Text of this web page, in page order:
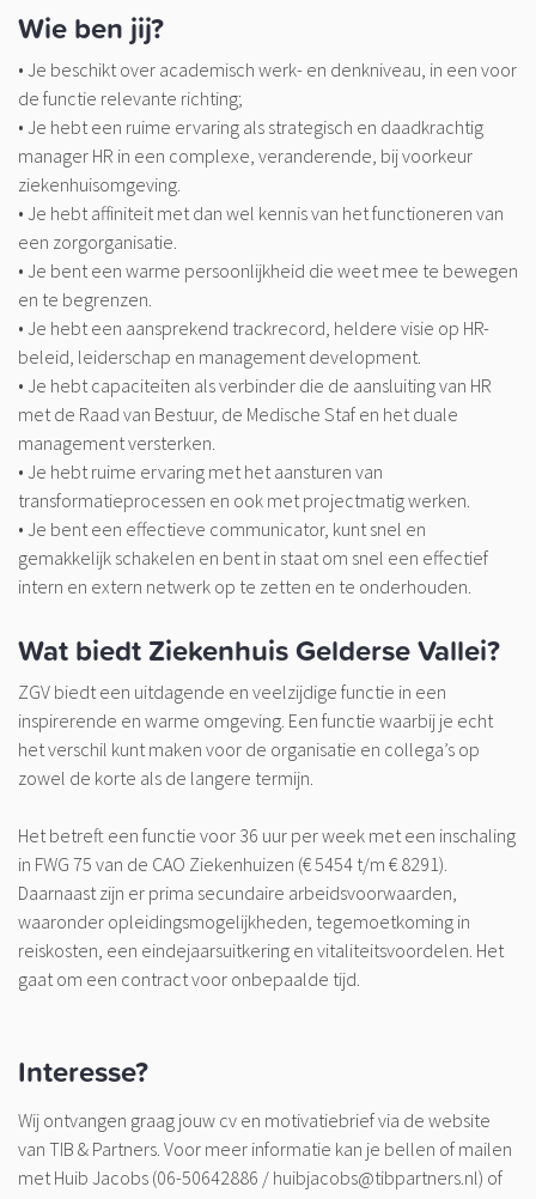
Wie ben jij?
• Je beschikt over academisch werk- en denkniveau, in een voor
de functie relevante richting;
• Je hebt een ruime ervaring als strategisch en daadkrachtig
manager HR in een complexe, veranderende, bij voorkeur
ziekenhuisomgeving.
• Je hebt affiniteit met dan wel kennis van het functioneren van
een zorgorganisatie.
• Je bent een warme persoonlijkheid die weet mee te bewegen
en te begrenzen.
• Je hebt een aansprekend trackrecord, heldere visie op HR-
beleid, leiderschap en management development.
• Je hebt capaciteiten als verbinder die de aansluiting van HR
met de Raad van Bestuur, de Medische Staf en het duale
management versterken.
• Je hebt ruime ervaring met het aansturen van
transformatieprocessen en ook met projectmatig werken.
• Je bent een effectieve communicator, kunt snel en
gemakkelijk schakelen en bent in staat om snel een effectief
intern en extern netwerk op te zetten en te onderhouden.
Wat biedt Ziekenhuis Gelderse Vallei?
ZGV biedt een uitdagende en veelzijdige functie in een
inspirerende en warme omgeving. Een functie waarbij je echt
het verschil kunt maken voor de organisatie en collega’s op
zowel de korte als de langere termijn.
Het betreft een functie voor 36 uur per week met een inschaling
in FWG 75 van de CAO Ziekenhuizen (€ 5454 t/m € 8291).
Daarnaast zijn er prima secundaire arbeidsvoorwaarden,
waaronder opleidingsmogelijkheden, tegemoetkoming in
reiskosten, een eindejaarsuitkering en vitaliteitsvoordelen. Het
gaat om een contract voor onbepaalde tijd.
Interesse?
Wij ontvangen graag jouw cv en motivatiebrief via de website
van TIB & Partners. Voor meer informatie kan je bellen of mailen
met Huib Jacobs (06-50642886 / huibjacobs@tibpartners.nl) of